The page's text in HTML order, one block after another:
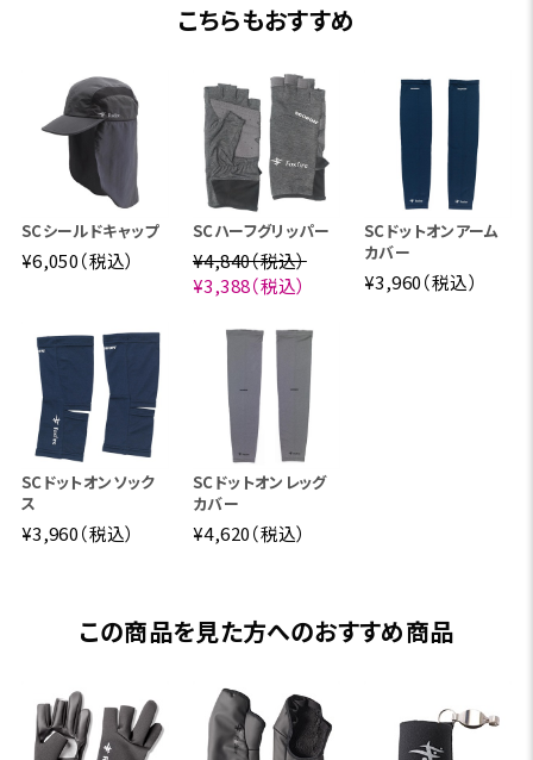
生地表面にとまった不快な虫は、触角と足の先にある感
覚器でスコーロン®を感知し、逃げてゆきます。
こちらもおすすめ
SCシールドキャップ
¥6,050（税込）
SCハーフグリッパー
¥4,840（税込）
¥3,388（税込）
SCドットオンアーム
カバー
¥3,960（税込）
SCドットオンソック
ス
¥3,960（税込）
SCドットオンレッグ
カバー
¥4,620（税込）
この商品を見た方へのおすすめ商品